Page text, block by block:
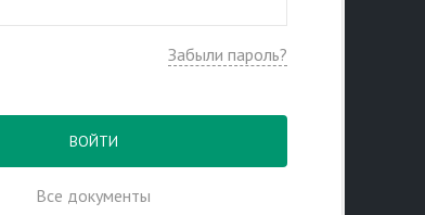
Забыли пароль?
ВОЙТИ
Все документы